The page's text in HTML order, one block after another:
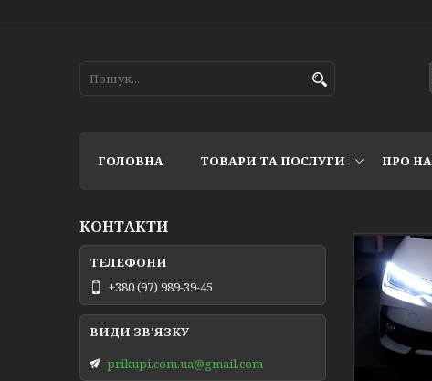
ГОЛОВНА ТОВАРИ ТА ПОСЛУГИ ПРО
КОНТАКТИ
+380 (97) 989-39-45
prikupi.com.ua@gmail.com